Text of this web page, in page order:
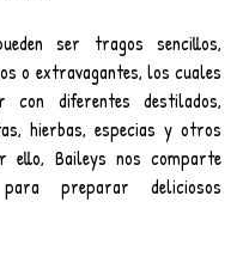
ser tragos sencillos,
o extravagantes, los cuales
con diferentes destilados,
hierbas, especias y otros
ello, Baileys nos comparte
preparar deliciosos